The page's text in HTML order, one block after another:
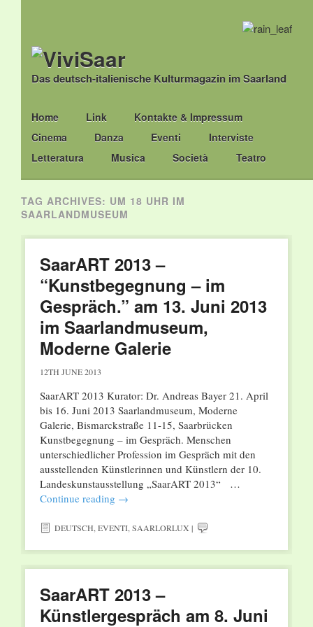
Das deutsch-italienische Kulturmagazin im Saarland
Main menu
Skip
to
content
Home Link
Kontakte & Impressum
Cinema
Danza Eventi
Interviste
Letteratura
Musica Società Teatro
TAG ARCHIVES: UM 18 UHR IM
SAARLANDMUSEUM
SaarART 2013 –
“Kunstbegegnung – im
Gespräch.” am 13. Juni 2013
im Saarlandmuseum,
Moderne Galerie
12TH JUNE 2013
SaarART 2013 Kurator: Dr. Andreas Bayer 21. April
bis 16. Juni 2013 Saarlandmuseum, Moderne
Galerie, Bismarckstraße 11-15, Saarbrücken
Kunstbegegnung – im Gespräch. Menschen
unterschiedlicher Profession im Gespräch mit den
ausstellenden Künstlerinnen und Künstlern der 10.
Landeskunstausstellung „SaarART 2013“ …
Continue reading →
DEUTSCH,EVENTI,SAARLORLUX |
SaarART 2013 –
Künstlergespräch am 8. Juni